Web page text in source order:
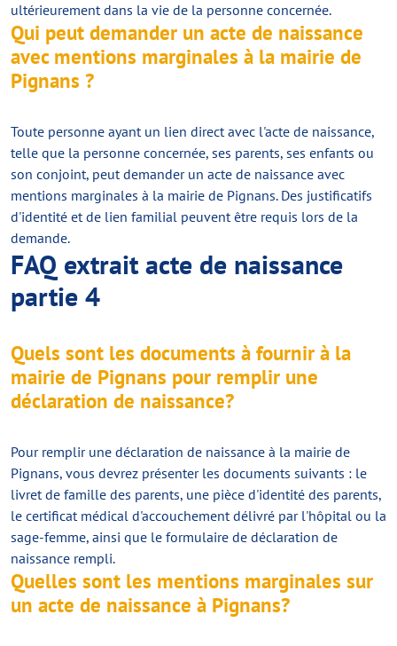
ultérieurement dans la vie de la personne concernée.
Qui peut demander un acte de naissance
avec mentions marginales à la mairie de
Pignans ?
Toute personne ayant un lien direct avec l'acte de naissance,
telle que la personne concernée, ses parents, ses enfants ou
son conjoint, peut demander un acte de naissance avec
mentions marginales à la mairie de Pignans. Des justificatifs
d'identité et de lien familial peuvent être requis lors de la
demande.
FAQ extrait acte de naissance
partie 4
Quels sont les documents à fournir à la
mairie de Pignans pour remplir une
déclaration de naissance?
Pour remplir une déclaration de naissance à la mairie de
Pignans, vous devrez présenter les documents suivants : le
livret de famille des parents, une pièce d'identité des parents,
le certificat médical d'accouchement délivré par l'hôpital ou la
sage-femme, ainsi que le formulaire de déclaration de
naissance rempli.
Quelles sont les mentions marginales sur
un acte de naissance à Pignans?